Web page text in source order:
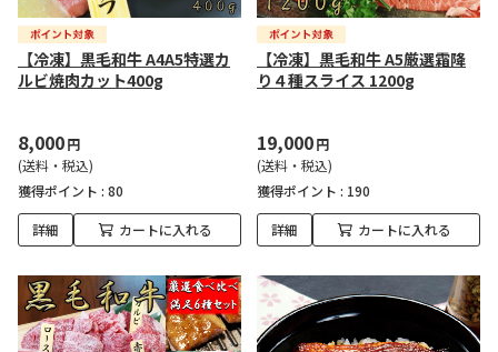
【冷凍】黒毛和牛 A4A5特選カ
ルビ焼肉カット400g
8,000円
(送料・税込)
獲得ポイント : 80
詳細 カートに入れる
【冷凍】黒毛和牛 A5厳選霜降
り４種スライス 1200g
19,000円
(送料・税込)
獲得ポイント : 190
詳細 カートに入れる